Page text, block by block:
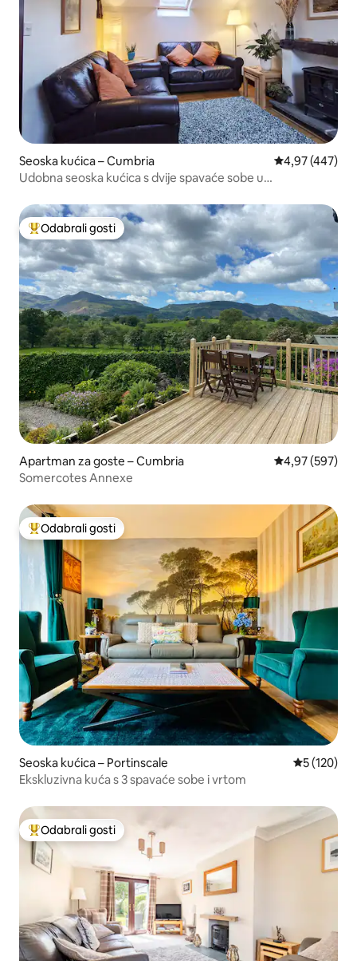
Seoska kućica – Cumbria Prosječna
4,97 (447)
Udobna seoska kućica s dvije spavaće sobe u
Među najviše rangiranima s oznakom „Odabrali gosti”
Odabrali gosti
Apartman za goste – Cumbria Prosječna
4,97 (597)
Somercotes Annexe
Među najviše rangiranima s oznakom „Odabrali gosti”
Odabrali gosti
Seoska kućica – Portinscale Prosječna
5 (120)
Ekskluzivna kuća s 3 spavaće sobe i vrtom
Među najviše rangiranima s oznakom „Odabrali gosti”
Odabrali gosti